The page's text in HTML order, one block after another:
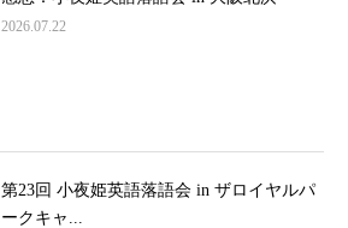
2026.07.22
第23回 小夜姫英語落語会 in ザロイヤルパ
ークキャ...